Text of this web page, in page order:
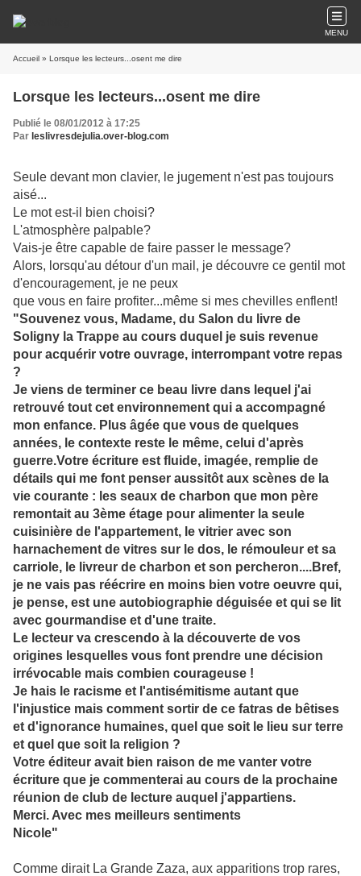
MENU
Accueil » Lorsque les lecteurs...osent me dire
Lorsque les lecteurs...osent me dire
Publié le 08/01/2012 à 17:25
Par leslivresdejulia.over-blog.com
Seule devant mon clavier, le jugement n'est pas toujours
aisé...
Le mot est-il bien choisi?
L'atmosphère palpable?
Vais-je être capable de faire passer le message?
Alors, lorsqu'au détour d'un mail, je découvre ce gentil mot
d'encouragement, je ne peux
que vous en faire profiter...même si mes chevilles enflent!
"Souvenez vous, Madame, du Salon du livre de
Soligny la Trappe au cours duquel je suis revenue
pour acquérir votre ouvrage, interrompant votre repas
?
Je viens de terminer ce beau livre dans lequel j'ai
retrouvé tout cet environnement qui a accompagné
mon enfance. Plus âgée que vous de quelques
années, le contexte reste le même, celui d'après
guerre.Votre écriture est fluide, imagée, remplie de
détails qui me font penser aussitôt aux scènes de la
vie courante : les seaux de charbon que mon père
remontait au 3ème étage pour alimenter la seule
cuisinière de l'appartement, le vitrier avec son
harnachement de vitres sur le dos, le rémouleur et sa
carriole, le livreur de charbon et son percheron....Bref,
je ne vais pas réécrire en moins bien votre oeuvre qui,
je pense, est une autobiographie déguisée et qui se lit
avec gourmandise et d'une traite.
Le lecteur va crescendo à la découverte de vos
origines lesquelles vous font prendre une décision
irrévocable mais combien courageuse !
Je hais le racisme et l'antisémitisme autant que
l'injustice mais comment sortir de ce fatras de bêtises
et d'ignorance humaines, quel que soit le lieu sur terre
et quel que soit la religion ?
Votre éditeur avait bien raison de me vanter votre
écriture que je commenterai au cours de la prochaine
réunion de club de lecture auquel j'appartiens.
Merci. Avec mes meilleurs sentiments
Nicole"
Comme dirait La Grande Zaza, aux apparitions trop rares,